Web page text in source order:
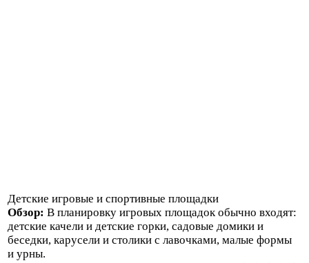
Детские игровые и спортивные площадки
Обзор: В планировку игровых площадок обычно входят:
детские качели и детские горки, садовые домики и
беседки, карусели и столики с лавочками, малые формы
и урны.